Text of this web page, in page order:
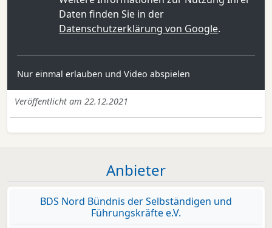
Daten finden Sie in der
Datenschutzerklärung von Google.
Nur einmal erlauben und Video abspielen
Veröffentlicht am 22.12.2021
Anbieter
BDS Nord Bündnis der Selbständigen und
Führungskräfte e.V.